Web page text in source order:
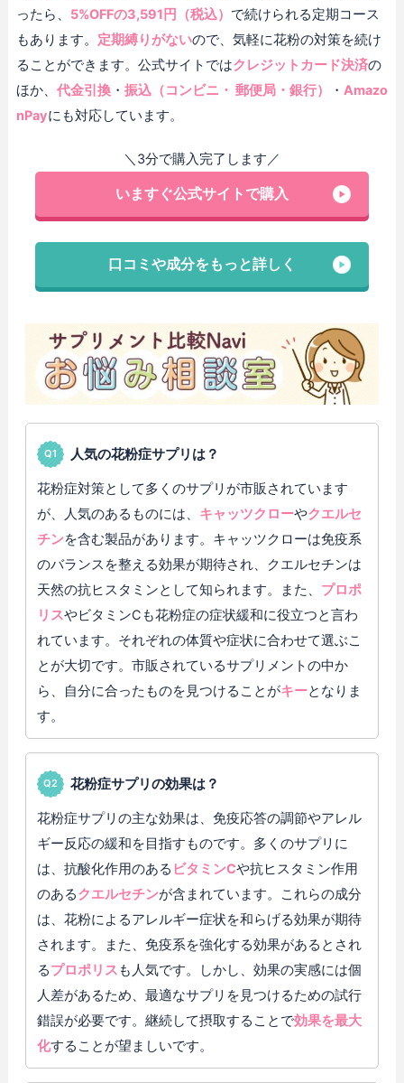
ったら、 5%OFFの3,591円（税込） で続けられる定期コース
もあります。 定期縛りがないので、気軽に花粉の対策を続け
ることができます。公式サイトではクレジットカード決済の
ほか、 代金引換・ 振込（コンビニ・ 郵便局・銀行） ・ Amazo
nPayにも対応しています。
＼3分で購入完了します／
いますぐ公式サイトで購入
口コミや成分をもっと詳しく
人気の花粉症サプリは？
花粉症対策として多くのサプリが市販されています
が、人気のあるものには、 キャッツクローやクエルセ
チンを含む製品があります。キャッツクローは免疫系
のバランスを整える効果が期待され、クエルセチンは
天然の抗ヒスタミンとして知られます。また、 プロポ
リスやビタミンCも花粉症の症状緩和に役立つと言わ
れています。それぞれの体質や症状に合わせて選ぶこ
とが大切です。市販されているサプリメントの中か
ら、自分に合ったものを見つけることがキーとなりま
す。
花粉症サプリの効果は？
花粉症サプリの主な効果は、免疫応答の調節やアレル
ギー反応の緩和を目指すものです。多くのサプリに
は、抗酸化作用のある ビタミンCや抗ヒスタミン作用
のあるクエルセチンが含まれています。これらの成分
は、花粉によるアレルギー症状を和らげる効果が期待
されます。また、免疫系を強化する効果があるとされ
るプロポリス も人気です。しかし、効果の実感には個
人差があるため、最適なサプリを見つけるための試行
錯誤が必要です。継続して摂取することで効果を最大
化することが望ましいです。